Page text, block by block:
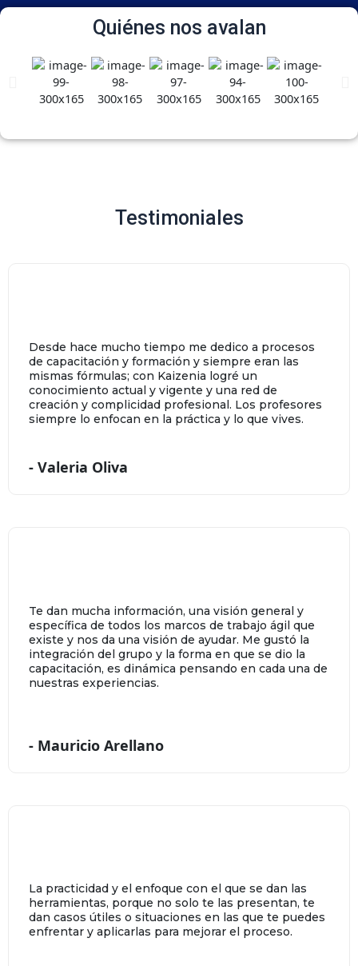
Quiénes nos avalan
Testimoniales
Desde hace mucho tiempo me dedico a procesos
de capacitación y formación y siempre eran las
mismas fórmulas; con Kaizenia logré un
conocimiento actual y vigente y una red de
creación y complicidad profesional. Los profesores
siempre lo enfocan en la práctica y lo que vives.
- Valeria Oliva
Te dan mucha información, una visión general y
específica de todos los marcos de trabajo ágil que
existe y nos da una visión de ayudar. Me gustó la
integración del grupo y la forma en que se dio la
capacitación, es dinámica pensando en cada una de
nuestras experiencias.
- Mauricio Arellano
La practicidad y el enfoque con el que se dan las
herramientas, porque no solo te las presentan, te
dan casos útiles o situaciones en las que te puedes
enfrentar y aplicarlas para mejorar el proceso.